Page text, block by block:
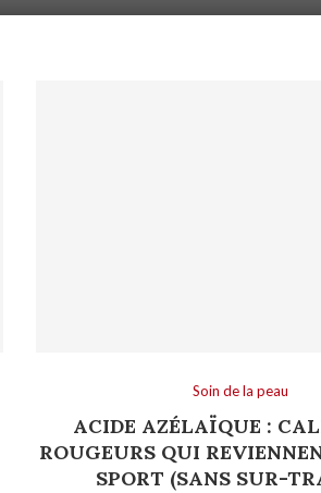
Soin de la peau
ACIDE AZÉLAÏQUE :
ROUGEURS QUI
SPORT (SANS SUR-